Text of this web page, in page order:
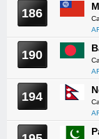
186
190
194